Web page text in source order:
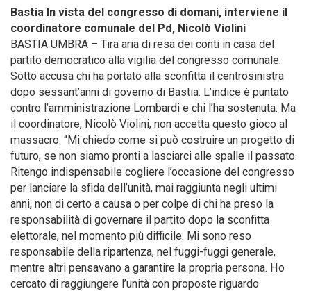
Bastia In vista del congresso di domani, interviene il
coordinatore comunale del Pd, Nicolò Violini
BASTIA UMBRA – Tira aria di resa dei conti in casa del
partito democratico alla vigilia del congresso comunale.
Sotto accusa chi ha portato alla sconfitta il centrosinistra
dopo sessant’anni di governo di Bastia. L’indice è puntato
contro l’amministrazione Lombardi e chi l’ha sostenuta. Ma
il coordinatore, Nicolò Violini, non accetta questo gioco al
massacro. “Mi chiedo come si può costruire un progetto di
futuro, se non siamo pronti a lasciarci alle spalle il passato.
Ritengo indispensabile cogliere l’occasione del congresso
per lanciare la sfida dell’unità, mai raggiunta negli ultimi
anni, non di certo a causa o per colpe di chi ha preso la
responsabilità di governare il partito dopo la sconfitta
elettorale, nel momento più difficile. Mi sono reso
responsabile della ripartenza, nel fuggi-fuggi generale,
mentre altri pensavano a garantire la propria persona. Ho
cercato di raggiungere l’unità con proposte riguardo